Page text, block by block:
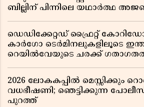
ബില്ലിന് പിന്നിലെ യഥാർത്ഥ
ഡെഡിക്കേറ്റഡ് ഫ്രൈറ്റ്
കാർഗോ ടെർമിനലുകളിലൂടെ
റെയിൽവേയുടെ ചരക്ക്
2026 ലോകകപ്പിൽ
വധഭീഷണി; ഞെട്ടിക്കുന്ന
പുറത്ത്